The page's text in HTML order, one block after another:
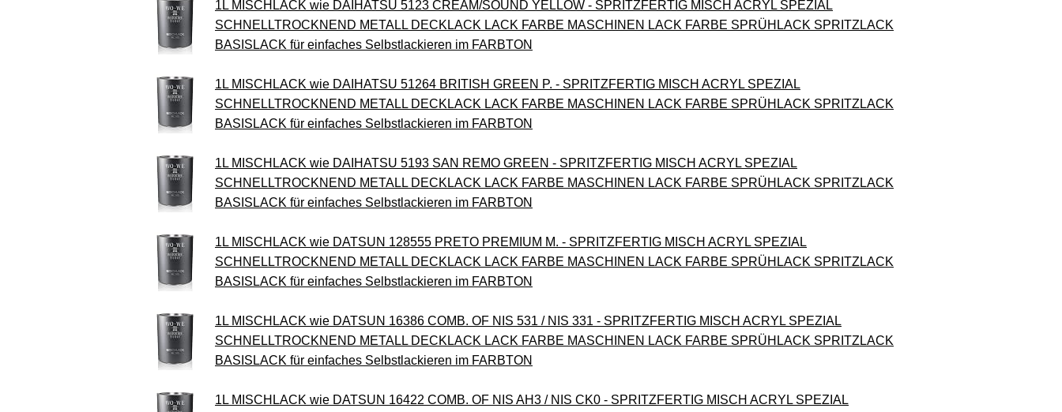
1L MISCHLACK wie DAIHATSU 5123 CREAM/SOUND YELLOW - SPRITZFERTIG MISCH ACRYL SPEZIAL
SCHNELLTROCKNEND METALL DECKLACK LACK FARBE MASCHINEN LACK FARBE SPRÜHLACK SPRITZLACK
BASISLACK für einfaches Selbstlackieren im FARBTON
1L MISCHLACK wie DAIHATSU 51264 BRITISH GREEN P. - SPRITZFERTIG MISCH ACRYL SPEZIAL
SCHNELLTROCKNEND METALL DECKLACK LACK FARBE MASCHINEN LACK FARBE SPRÜHLACK SPRITZLACK
BASISLACK für einfaches Selbstlackieren im FARBTON
1L MISCHLACK wie DAIHATSU 5193 SAN REMO GREEN - SPRITZFERTIG MISCH ACRYL SPEZIAL
SCHNELLTROCKNEND METALL DECKLACK LACK FARBE MASCHINEN LACK FARBE SPRÜHLACK SPRITZLACK
BASISLACK für einfaches Selbstlackieren im FARBTON
1L MISCHLACK wie DATSUN 128555 PRETO PREMIUM M. - SPRITZFERTIG MISCH ACRYL SPEZIAL
SCHNELLTROCKNEND METALL DECKLACK LACK FARBE MASCHINEN LACK FARBE SPRÜHLACK SPRITZLACK
BASISLACK für einfaches Selbstlackieren im FARBTON
1L MISCHLACK wie DATSUN 16386 COMB. OF NIS 531 / NIS 331 - SPRITZFERTIG MISCH ACRYL SPEZIAL
SCHNELLTROCKNEND METALL DECKLACK LACK FARBE MASCHINEN LACK FARBE SPRÜHLACK SPRITZLACK
BASISLACK für einfaches Selbstlackieren im FARBTON
1L MISCHLACK wie DATSUN 16422 COMB. OF NIS AH3 / NIS CK0 - SPRITZFERTIG MISCH ACRYL SPEZIAL